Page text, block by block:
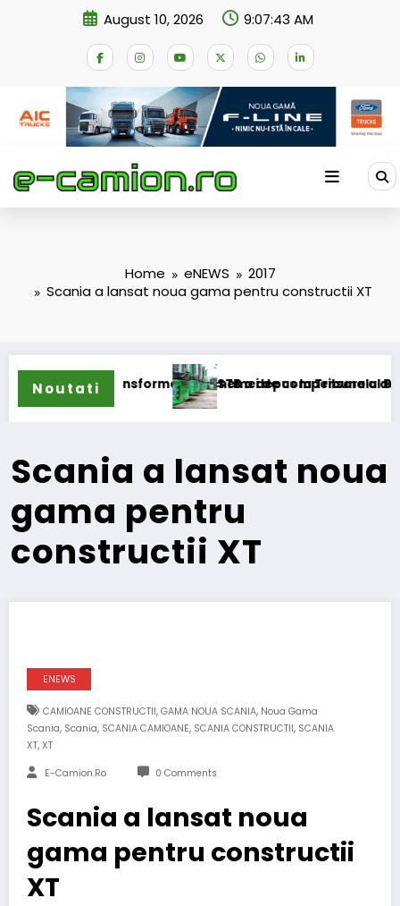
August 10, 2026 9:07:44 AM
Home eNEWS
2017
Scania a lansat noua gama pentru constructii XT
Noutati
schemei de compensare a accizei în mecanism
STB a depus la Tribunalul București cererea
Scania a lansat noua
gama pentru
constructii XT
ENEWS
CAMIOANE CONSTRUCTII, GAMA NOUA SCANIA, Noua Gama
Scania, Scania, SCANIA CAMIOANE, SCANIA CONSTRUCTII, SCANIA
XT, XT
E-Camion.ro 0 Comments
Scania a lansat noua
gama pentru constructii
XT